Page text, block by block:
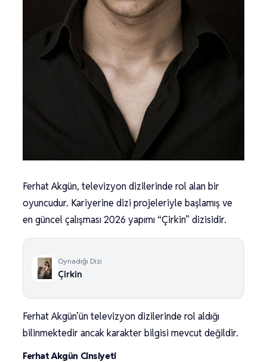
Ferhat Akgün, televizyon dizilerinde rol alan bir
oyuncudur. Kariyerine dizi projeleriyle başlamış ve
en güncel çalışması 2026 yapımı “Çirkin” dizisidir.
Oynadığı Dizi
Çirkin
Ferhat Akgün’ün televizyon dizilerinde rol aldığı
bilinmektedir ancak karakter bilgisi mevcut değildir.
Ferhat Akgün Cinsiyeti